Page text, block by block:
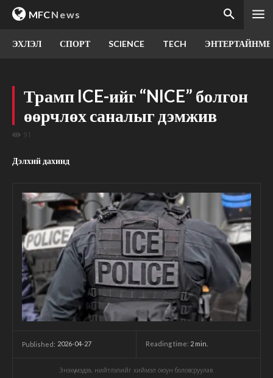
MFCNews
ЭХЛЭЛ СПОРТ SCIENCE TECH
Трамп ICE-ийг “NICE” болгон
өөрчлөх саналыг дэмжив
91
Дэлхий дахинд
Published: 2026-04-27 Reading time: 2 min.
Энэхүү мэдээ, нийтлэлийг хиймэл оюун боловсруулав.